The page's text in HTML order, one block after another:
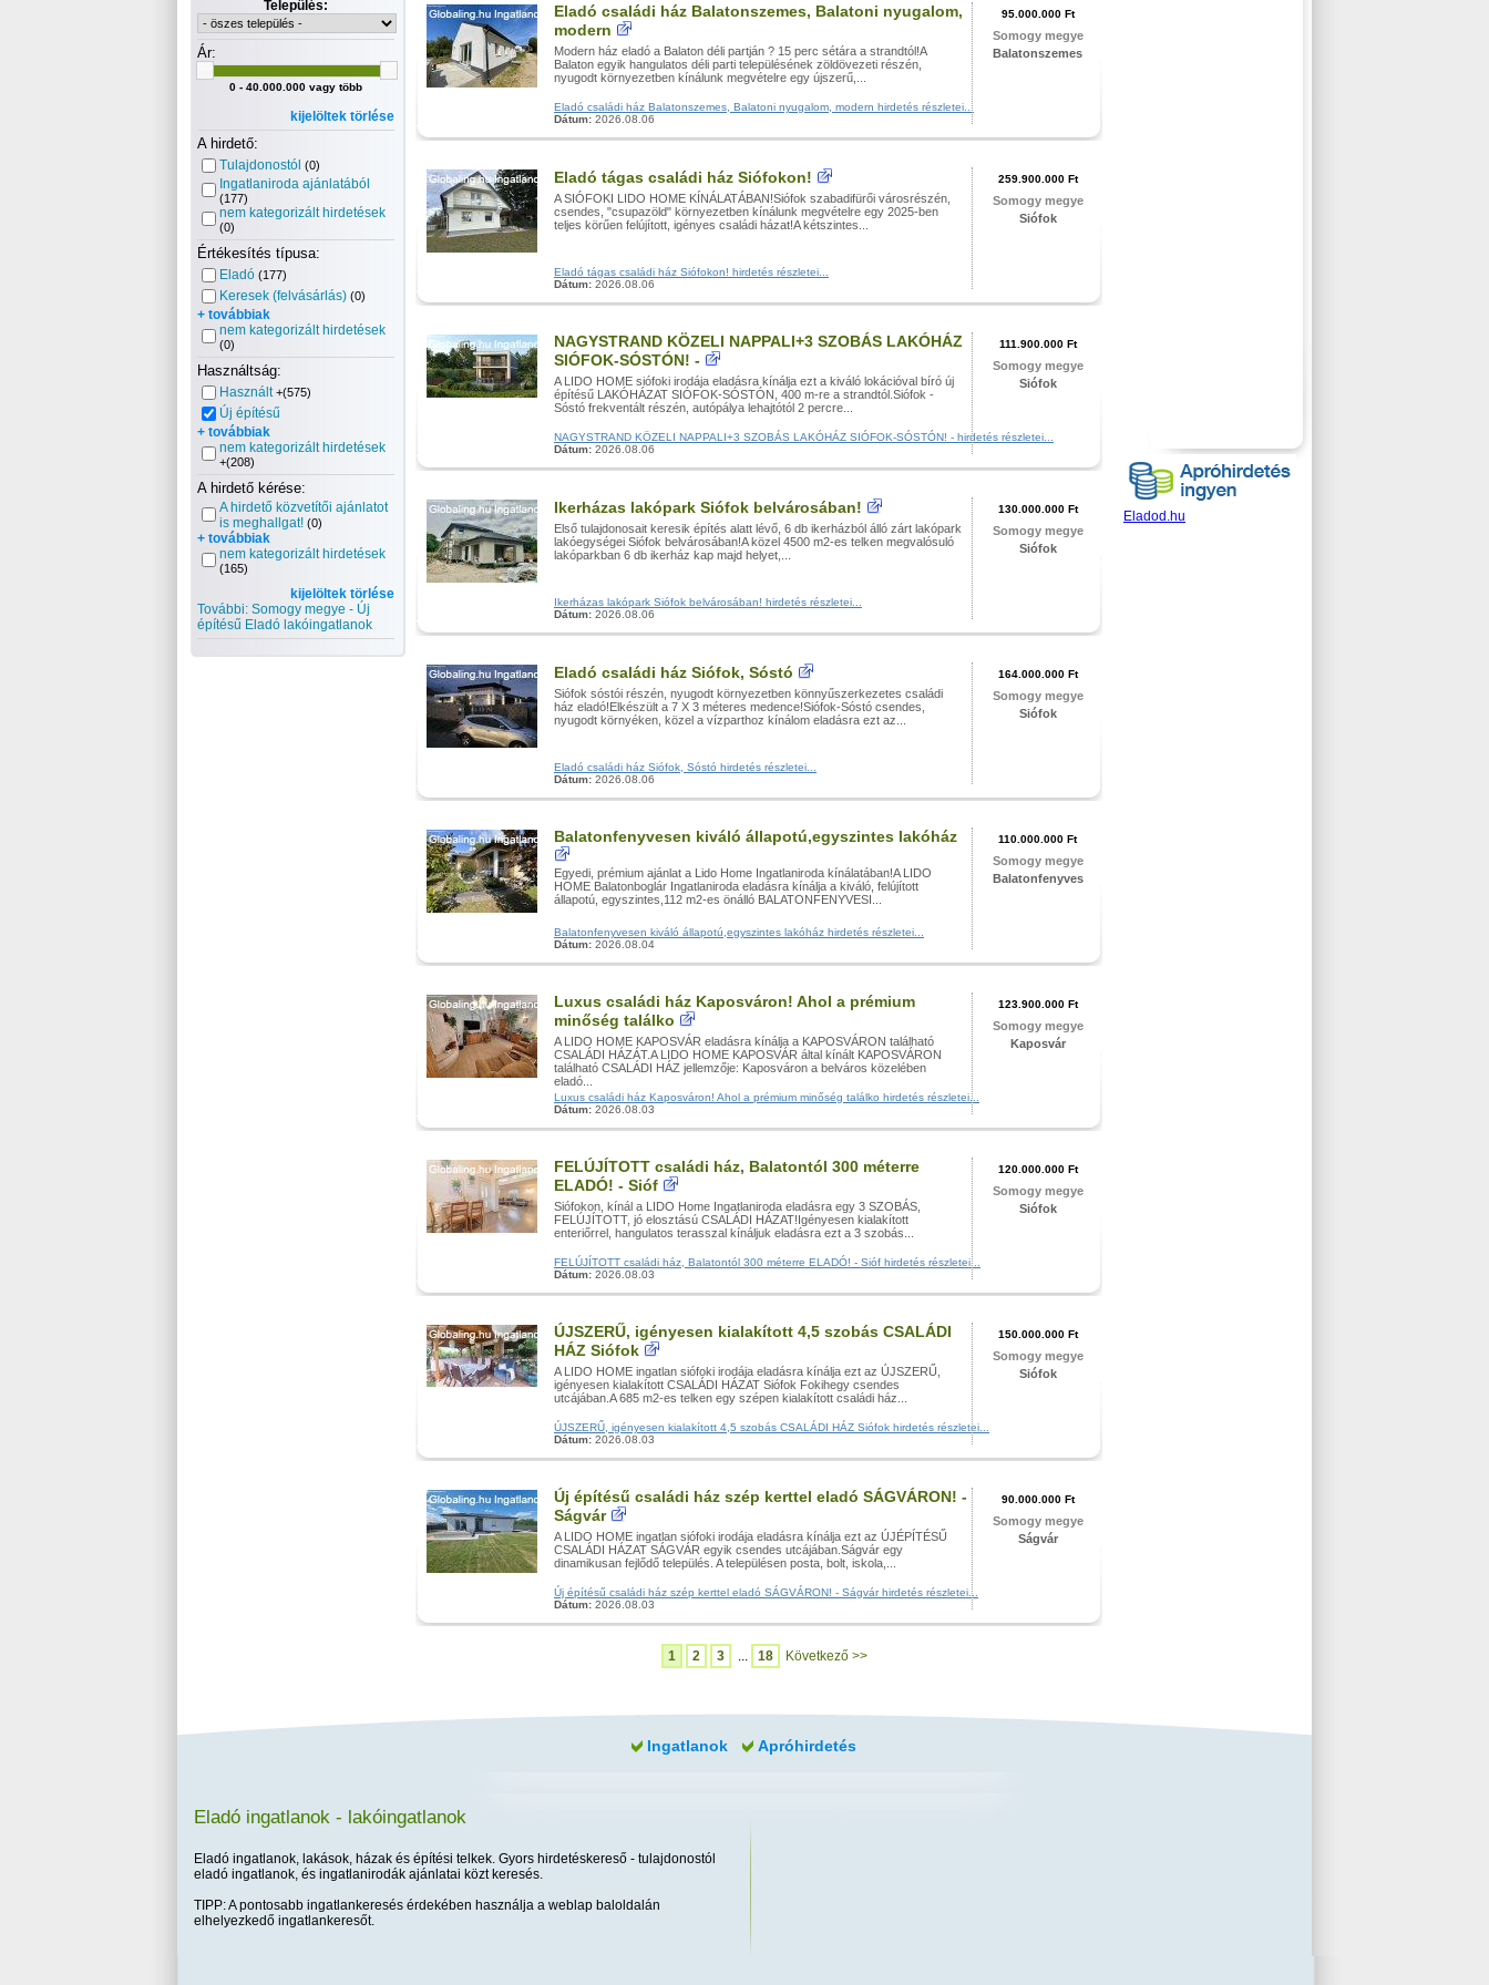
Település:
Ár:
0 - 40.000.000 vagy több
kijelöltek törlése
A hirdető:
Tulajdonostól (0)
Ingatlaniroda ajánlatából
(177)
nem kategorizált hirdetések
(0)
Értékesítés típusa:
Eladó (177)
Keresek (felvásárlás) (0)
+ továbbiak
nem kategorizált hirdetések
(0)
Használtság:
Használt +(575)
Új építésű
+ továbbiak
nem kategorizált hirdetések
+(208)
A hirdető kérése:
A hirdető közvetítői ajánlatot
is meghallgat! (0)
+ továbbiak
nem kategorizált hirdetések
(165)
kijelöltek törlése
További: Somogy megye - Új
építésű Eladó lakóingatlanok
Eladó családi ház Balatonszemes, Balatoni nyugalom,
modern
Modern ház eladó a Balaton déli partján ? 15 perc sétára a strandtól!A
Balaton egyik hangulatos déli parti településének zöldövezeti részén,
nyugodt környezetben kínálunk megvételre egy újszerű,...
Eladó családi ház Balatonszemes, Balatoni nyugalom, modern hirdetés részletei...
Dátum: 2026.08.06
95.000.000 Ft
Somogy megye
Balatonszemes
Eladó tágas családi ház Siófokon!
A SIÓFOKI LIDO HOME KÍNÁLATÁBAN!Siófok szabadifürői városrészén,
csendes, "csupazöld" környezetben kínálunk megvételre egy 2025-ben
teljes körűen felújított, igényes családi házat!A kétszintes...
Eladó tágas családi ház Siófokon! hirdetés részletei...
Dátum: 2026.08.06
259.900.000 Ft
Somogy megye
Siófok
NAGYSTRAND KÖZELI NAPPALI+3 SZOBÁS LAKÓHÁZ
SIÓFOK-SÓSTÓN! -
A LIDO HOME siófoki irodája eladásra kínálja ezt a kiváló lokációval bíró új
építésű LAKÓHÁZAT SIÓFOK-SÓSTÓN, 400 m-re a strandtól.Siófok -
Sóstó frekventált részén, autópálya lehajtótól 2 percre...
NAGYSTRAND KÖZELI NAPPALI+3 SZOBÁS LAKÓHÁZ SIÓFOK-SÓSTÓN! - hirdetés részletei...
Dátum: 2026.08.06
111.900.000 Ft
Somogy megye
Siófok
Ikerházas lakópark Siófok belvárosában!
Első tulajdonosait keresik építés alatt lévő, 6 db ikerházból álló zárt lakópark
lakóegységei Siófok belvárosában!A közel 4500 m2-es telken megvalósuló
lakóparkban 6 db ikerház kap majd helyet,...
Ikerházas lakópark Siófok belvárosában! hirdetés részletei...
Dátum: 2026.08.06
130.000.000 Ft
Somogy megye
Siófok
Eladó családi ház Siófok, Sóstó
Siófok sóstói részén, nyugodt környezetben könnyűszerkezetes családi
ház eladó!Elkészült a 7 X 3 méteres medence!Siófok-Sóstó csendes,
nyugodt környéken, közel a vízparthoz kínálom eladásra ezt az...
Eladó családi ház Siófok, Sóstó hirdetés részletei...
Dátum: 2026.08.06
164.000.000 Ft
Somogy megye
Siófok
Balatonfenyvesen kiváló állapotú,egyszintes lakóház
Egyedi, prémium ajánlat a Lido Home Ingatlaniroda kínálatában!A LIDO
HOME Balatonboglár Ingatlaniroda eladásra kínálja a kiváló, felújított
állapotú, egyszintes,112 m2-es önálló BALATONFENYVESI...
Balatonfenyvesen kiváló állapotú,egyszintes lakóház hirdetés részletei...
Dátum: 2026.08.04
110.000.000 Ft
Somogy megye
Balatonfenyves
Luxus családi ház Kaposváron! Ahol a prémium
minőség találko
A LIDO HOME KAPOSVÁR eladásra kínálja a KAPOSVÁRON található
CSALÁDI HÁZÁT.A LIDO HOME KAPOSVÁR által kínált KAPOSVÁRON
található CSALÁDI HÁZ jellemzője: Kaposváron a belváros közelében
eladó...
Luxus családi ház Kaposváron! Ahol a prémium minőség találko hirdetés részletei...
Dátum: 2026.08.03
123.900.000 Ft
Somogy megye
Kaposvár
FELÚJÍTOTT családi ház, Balatontól 300 méterre
ELADÓ! - Sióf
Siófokon, kínál a LIDO Home Ingatlaniroda eladásra egy 3 SZOBÁS,
FELÚJÍTOTT, jó elosztású CSALÁDI HÁZAT!Igényesen kialakított
enteriőrrel, hangulatos terasszal kínáljuk eladásra ezt a 3 szobás...
FELÚJÍTOTT családi ház, Balatontól 300 méterre ELADÓ! - Sióf hirdetés részletei...
Dátum: 2026.08.03
120.000.000 Ft
Somogy megye
Siófok
ÚJSZERŰ, igényesen kialakított 4,5 szobás CSALÁDI
HÁZ Siófok
A LIDO HOME ingatlan siófoki irodája eladásra kínálja ezt az ÚJSZERŰ,
igényesen kialakított CSALÁDI HÁZAT Siófok Fokihegy csendes
utcájában.A 685 m2-es telken egy szépen kialakított családi ház...
ÚJSZERŰ, igényesen kialakított 4,5 szobás CSALÁDI HÁZ Siófok hirdetés részletei...
Dátum: 2026.08.03
150.000.000 Ft
Somogy megye
Siófok
Új építésű családi ház szép kerttel eladó SÁGVÁRON! -
Ságvár
A LIDO HOME ingatlan siófoki irodája eladásra kínálja ezt az ÚJÉPÍTÉSŰ
CSALÁDI HÁZAT SÁGVÁR egyik csendes utcájában.Ságvár egy
dinamikusan fejlődő település. A településen posta, bolt, iskola,...
Új építésű családi ház szép kerttel eladó SÁGVÁRON! - Ságvár hirdetés részletei...
Dátum: 2026.08.03
90.000.000 Ft
Somogy megye
Ságvár
1 2 3 ... 18 Következő >>
Eladod.hu
Ingatlanok Apróhirdetés
Eladó ingatlanok - lakóingatlanok
Eladó ingatlanok, lakások, házak és építési telkek. Gyors hirdetéskereső - tulajdonostól
eladó ingatlanok, és ingatlanirodák ajánlatai közt keresés.
TIPP: A pontosabb ingatlankeresés érdekében használja a weblap baloldalán
elhelyezkedő ingatlankeresőt.